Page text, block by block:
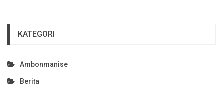
KATEGORI
Ambonmanise
Berita